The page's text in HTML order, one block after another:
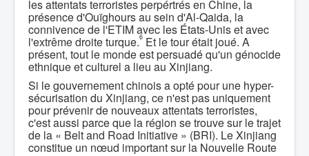
les attentats terroristes perpértrés en Chine, la
présence d'Ouïghours au sein d'Al-Qaida, la
connivence de l'ETIM avec les États-Unis et avec
l'extrême droite turque.6 Et le tour était joué. A
présent, tout le monde est persuadé qu'un génocide
ethnique et culturel a lieu au Xinjiang.
Si le gouvernement chinois a opté pour une hyper-
sécurisation du Xinjiang, ce n'est pas uniquement
pour prévenir de nouveaux attentats terroristes,
c'est aussi parce que la région se trouve sur le trajet
de la « Belt and Road Initiative » (BRI). Le Xinjiang
constitue un nœud important sur la Nouvelle Route